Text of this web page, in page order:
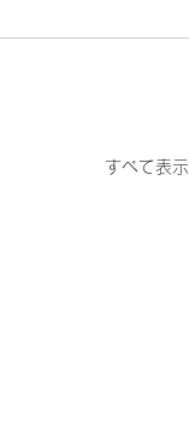
すべて表示